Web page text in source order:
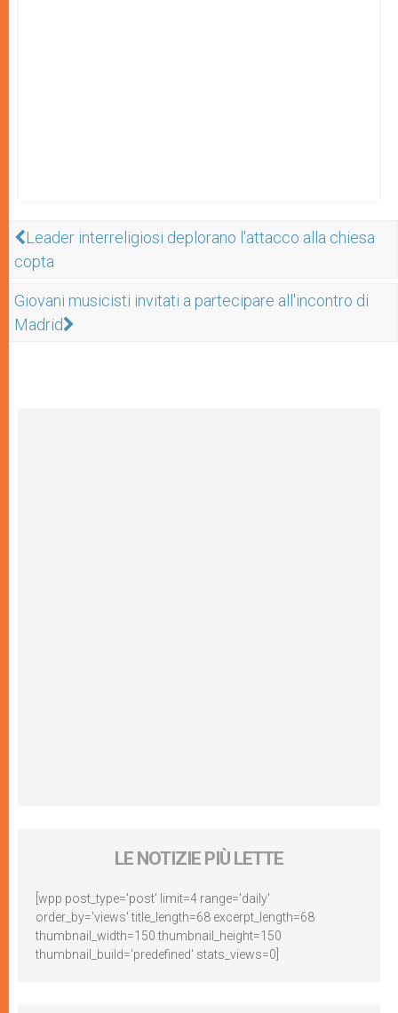
Leader interreligiosi deplorano l'attacco alla chiesa
copta
Giovani musicisti invitati a partecipare all'incontro di
Madrid
LE NOTIZIE PIÙ LETTE
[wpp post_type='post' limit=4 range='daily'
order_by='views' title_length=68 excerpt_length=68
thumbnail_width=150 thumbnail_height=150
thumbnail_build='predefined' stats_views=0]